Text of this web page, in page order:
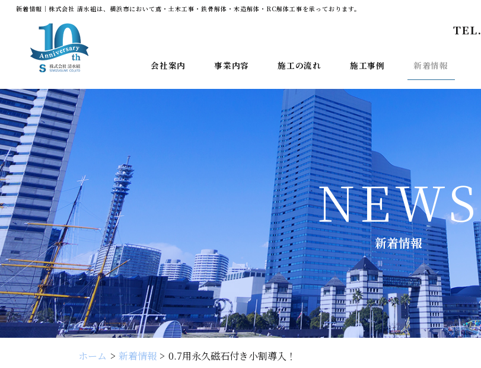
新着情報｜株式会社 清水組は、横浜市において鳶・土木工事・鉄骨解体・木造解体・RC解体工事を承っております。
会社案内 事業内容 施工の流れ 施工事例 新着情報
TEL.
NEWS
新着情報
ホーム 新着情報 0.7用永久磁石付き小割導入！